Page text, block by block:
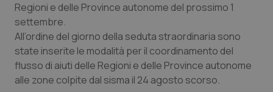
Abruzzo
Basilicata
Calabria
QS Pro Gold
Artrite & artrosi
Asma & BPCO
QS Club Newsletter
Regioni e delle Province autonome del prossimo 1
settembre.
All’ordine del giorno della seduta straordinaria sono
state inserite le modalità per il coordinamento del
flusso di aiuti delle Regioni e delle Province autonome
alle zone colpite dal sisma il 24 agosto scorso.